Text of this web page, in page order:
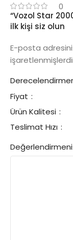
0
“Vozol Star
ilk kişi siz olun
E-posta
Fiyat
Ürün Kalitesi
Teslimat Hızı